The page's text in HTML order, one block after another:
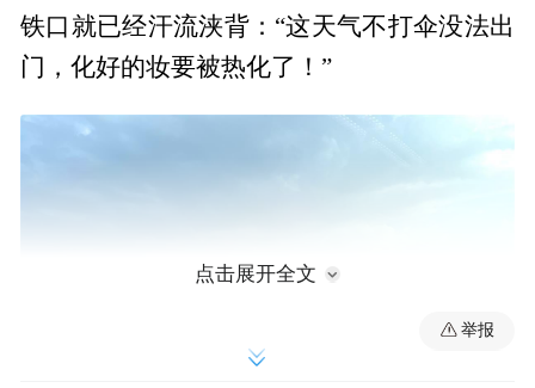
铁口就已经汗流浃背：“这天气不打伞没法出
门，化好的妆要被热化了！”
点击展开全文
举报